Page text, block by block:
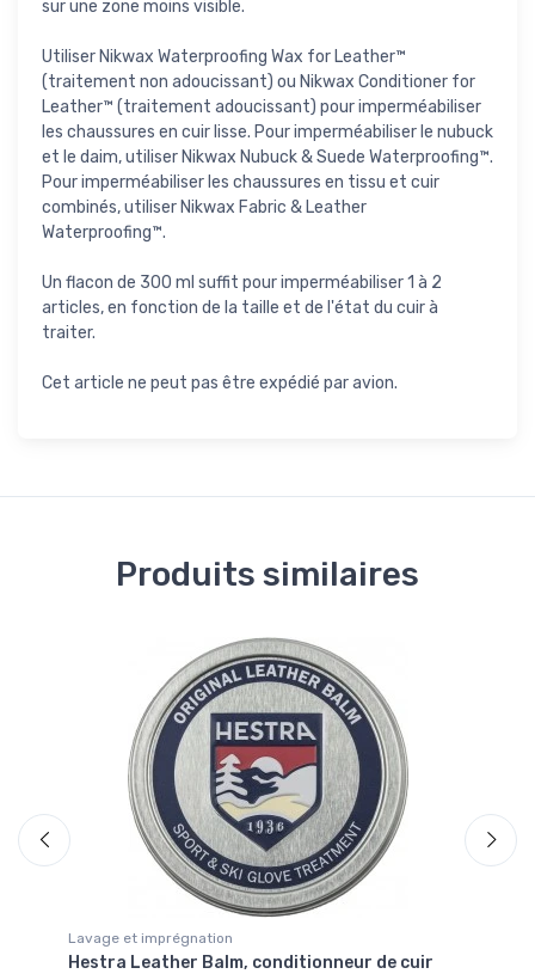
sur une zone moins visible.
Utiliser Nikwax Waterproofing Wax for Leather™
(traitement non adoucissant) ou Nikwax Conditioner for
Leather™ (traitement adoucissant) pour imperméabiliser
les chaussures en cuir lisse. Pour imperméabiliser le nubuck
et le daim, utiliser Nikwax Nubuck & Suede Waterproofing™.
Pour imperméabiliser les chaussures en tissu et cuir
combinés, utiliser Nikwax Fabric & Leather
Waterproofing™.
Un flacon de 300 ml suffit pour imperméabiliser 1 à 2
articles, en fonction de la taille et de l'état du cuir à
traiter.
Cet article ne peut pas être expédié par avion.
Produits similaires
Lavage et imprégnation
Hestra Leather Balm, conditionneur de cuir